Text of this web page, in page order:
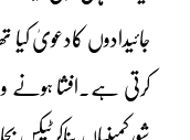
جائیدادوں کادعویٰ کیا
شورکمپنیاں